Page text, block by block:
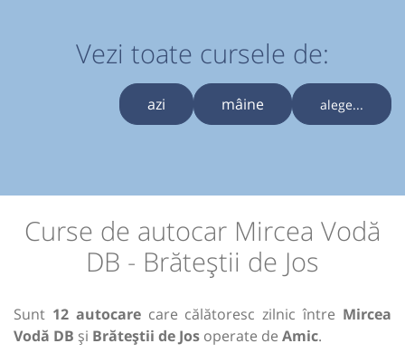
Vezi toate cursele de:
azi mâine alege...
Curse de autocar Mircea Vodă
DB - Brăteștii de Jos
Sunt 12 autocarecare călătoresc zilnic între Mircea
Vodă DB și Brăteștii de Jos operate de Amic.